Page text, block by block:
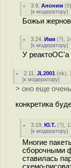
3.9 ,Аноним (9
[к модератору]
Божьи
3.24 ,Имя (?),
[к модератору]
У реактоОС'а
2.11 ,JL2001 (ok),
[к модератору]
> оно еще
конкретика
3.19 ,Ю.Т. (?),
[к модератору]
Многие
сборочными
ставилась